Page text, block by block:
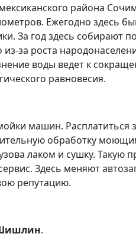
района
Ежегодно здесь
За год здесь собирают
за роста
воды ведет к
равновесия.
машин. Расплатиться
обработку
лаком и сушку. Такую
Здесь меняют
репутацию.
.